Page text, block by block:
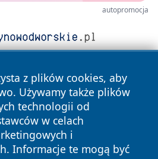
autopromocja
z plików cookies, aby
Używamy także plików
technologii od
w celach
i
Informacje te mogą być
Wszystkie prawa